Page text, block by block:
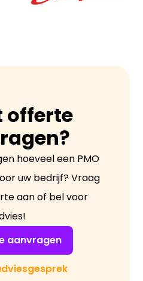
offerte
hoeveel een PMO
uw bedrijf? Vraag
aan of bel voor
aanvragen